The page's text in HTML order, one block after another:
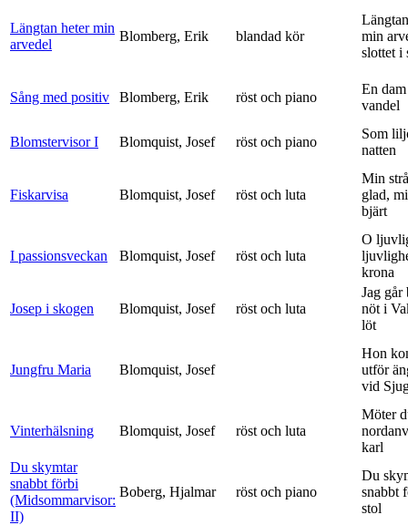
Längtan heter min
arvedel
Blomberg, Erik blandad kör
min
slottet i
Sång med positiv Blomberg, Erik röst och piano
En
vandel
Blomstervisor I Blomquist, Josef röst och piano
Som
natten
Fiskarvisa Blomquist, Josef röst och luta
Min
glad,
bjärt
I passionsveckan Blomquist, Josef röst och luta
O
krona
Josep i skogen Blomquist, Josef röst och luta
Jag går
nöt i
löt
Jungfru Maria Blomquist, Josef
Hon
utför
vid
Vinterhälsning Blomquist, Josef röst och luta
Möter
karl
Du skymtar
snabbt förbi
(Midsommarvisor:
II)
Boberg, Hjalmar röst och piano
Du
snabbt
stol